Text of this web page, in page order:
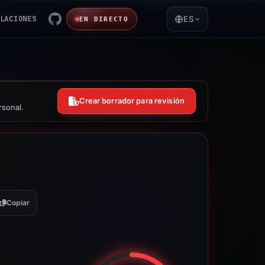
EN DIRECTO ES
Crear borrador para revisión
Copiar